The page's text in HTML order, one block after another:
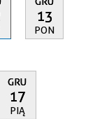
13
PON
GRU
17
PIĄ